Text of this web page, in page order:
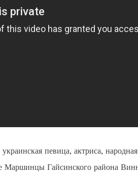
певица, актриса,
Маршинцы Гайсинского района